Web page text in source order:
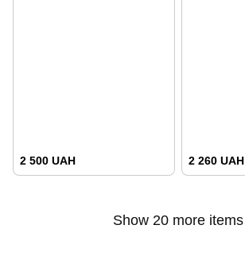
2 500 UAH 2 260 UAH
Show 20 more items